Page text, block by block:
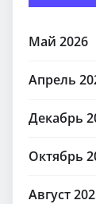
Май 2026
Апрель
Декабрь
Октябрь
Август